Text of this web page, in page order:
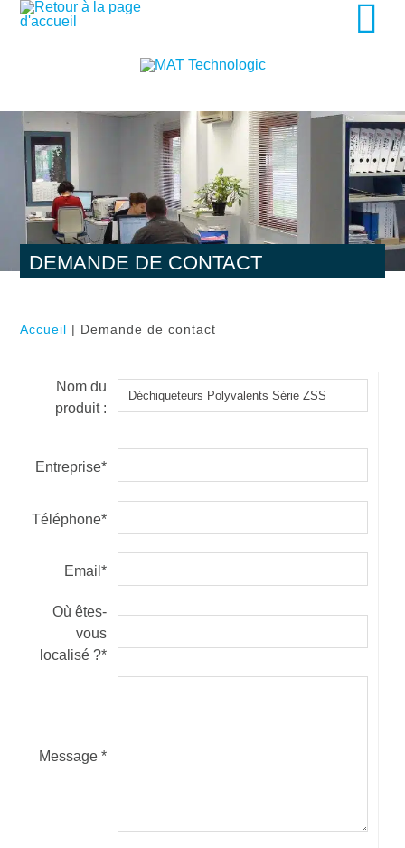
DEMANDE DE CONTACT
Accueil | Demande de contact
Nom du
produit :
Entreprise*
Téléphone*
Email*
Où êtes-
vous
localisé ?*
Message *